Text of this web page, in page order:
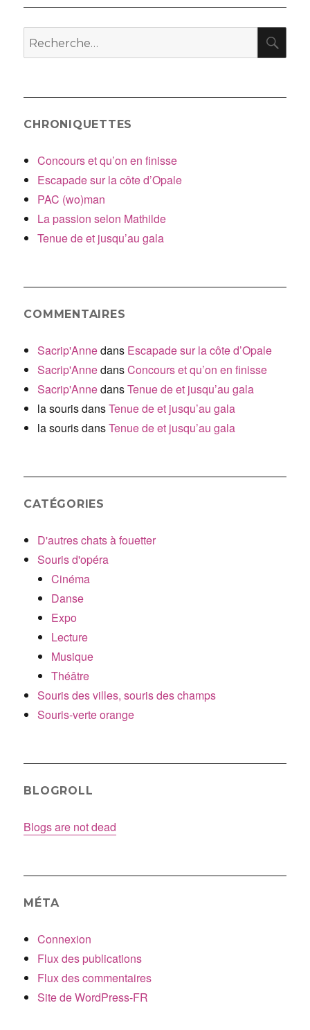
l’article
Recherche
pour
CHRONIQUETTES
Concours et qu’on en finisse
Escapade sur la côte d’Opale
PAC (wo)man
La passion selon Mathilde
Tenue de et jusqu’au gala
COMMENTAIRES
Sacrip'Annedans Escapade sur la côte d’Opale
Sacrip'AnnedansConcours et qu’on en finisse
Sacrip'AnnedansTenue de et jusqu’au gala
la sourisdansTenue de et jusqu’au gala
la sourisdansTenue de et jusqu’au gala
CATÉGORIES
D'autres chats à fouetter
Souris d'opéra
Cinéma
Danse
Expo
Lecture
Musique
Théâtre
Souris des villes, souris des champs
Souris-verte orange
BLOGROLL
Blogs are not dead
MÉTA
Connexion
Flux des publications
Flux des commentaires
Site de WordPress-FR